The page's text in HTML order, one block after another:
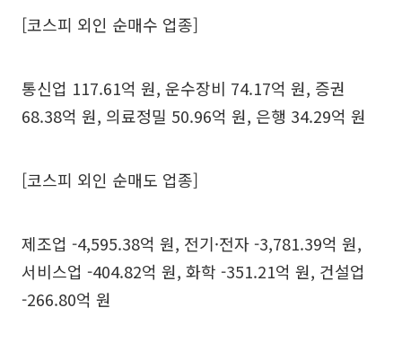
[코스피 외인 순매수 업종]
통신업 117.61억 원, 운수장비 74.17억 원, 증권
68.38억 원, 의료정밀 50.96억 원, 은행 34.29억 원
[코스피 외인 순매도 업종]
제조업 -4,595.38억 원, 전기·전자 -3,781.39억 원,
서비스업 -404.82억 원, 화학 -351.21억 원, 건설업
-266.80억 원